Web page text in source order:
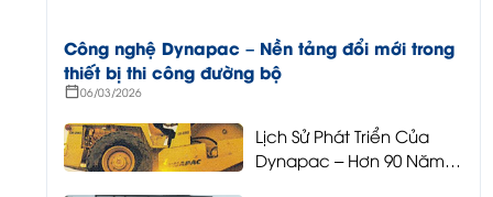
06/03/2026
Công nghệ Dynapac – Nền tảng đổi mới trong
thiết bị thi công đường bộ
Lịch Sử Phát Triển Của
Dynapac – Hơn 90 Năm